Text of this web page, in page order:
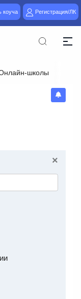
коуча Регистрация/ЛК
школы
×